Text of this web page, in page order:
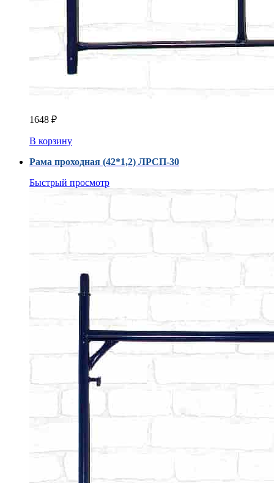
1648 ₽
В корзину
Рама проходная (42*1,2) ЛРСП-30
Быстрый просмотр